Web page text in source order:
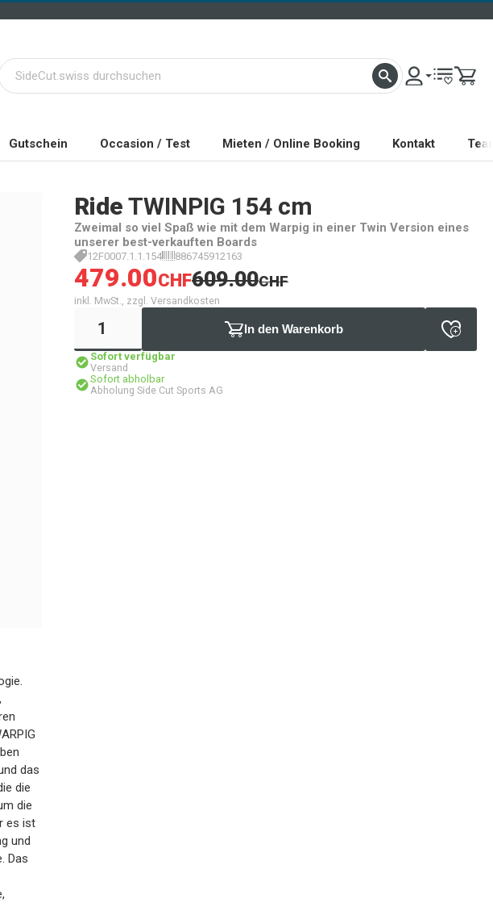
Gutschein Occasion / Test Mieten / Online Booking Kontakt
Ride TWINPIG 154 cm
Zweimal so viel Spaß wie mit dem Warpig in einer Twin Version eines
unserer best-verkauften Boards
12F0007.1.1.154 886745912163
479.00CHF609.00CHF
inkl. MwSt., zzgl. Versandkosten
In den Warenkorb
Sofort verfügbar
Versand
Sofort abholbar
Abholung Side Cut Sports AG
das
die
die
es ist
und
Das